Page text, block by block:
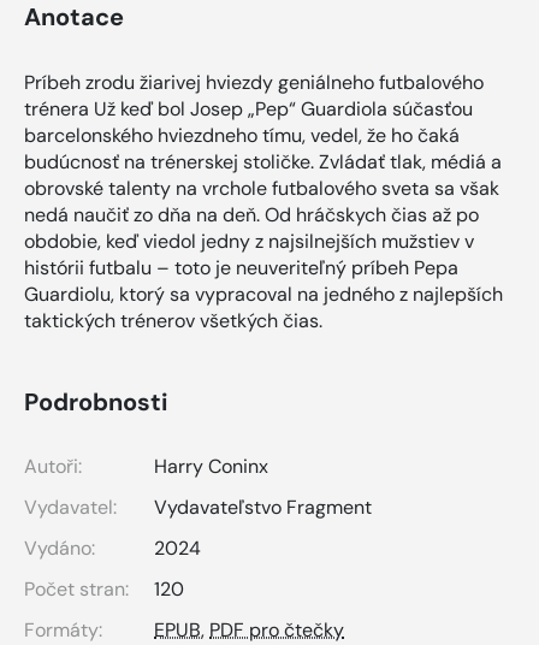
Anotace
Príbeh zrodu žiarivej hviezdy geniálneho futbalového
trénera Už keď bol Josep „Pep“ Guardiola súčasťou
barcelonského hviezdneho tímu, vedel, že ho čaká
budúcnosť na trénerskej stoličke. Zvládať tlak, médiá a
obrovské talenty na vrchole futbalového sveta sa však
nedá naučiť zo dňa na deň. Od hráčskych čias až po
obdobie, keď viedol jedny z najsilnejších mužstiev v
histórii futbalu – toto je neuveriteľný príbeh Pepa
Guardiolu, ktorý sa vypracoval na jedného z najlepších
taktických trénerov všetkých čias.
Podrobnosti
Autoři:
Harry Coninx
Vydavatel:
Vydavateľstvo Fragment
Vydáno:
2024
Počet stran:
120
Formáty:
EPUB,PDF pro čtečky